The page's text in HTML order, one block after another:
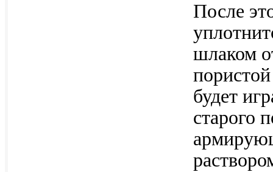
После
шлаком
будет
старого